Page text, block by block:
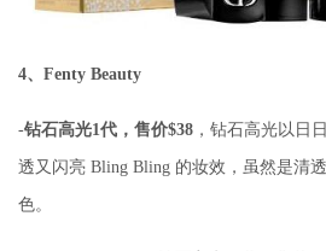
4、Fenty Beauty
-钻石高光1代，售价$38 ，钻石高光以日
透又闪亮 Bling Bling 的妆效，虽然是清
色。